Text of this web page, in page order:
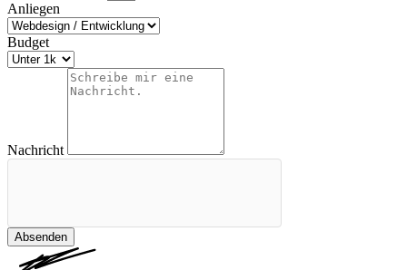
Anliegen
Budget
Nachricht
Absenden